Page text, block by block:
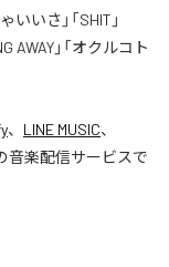
いさ」「SHIT」
AWAY」「オクルコト
、 LINE MUSIC、
音楽配信サービスで